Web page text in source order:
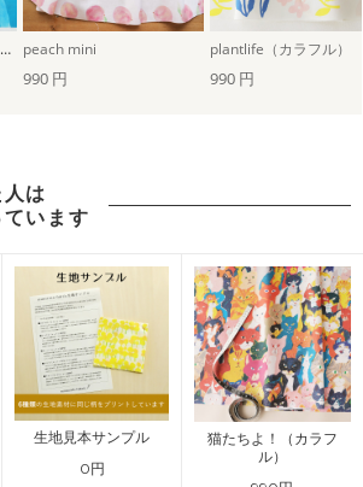
scramble（スカイブルー×バーミリオン） peach mini plantlife（カラフル）
990 円 990 円
は
います
生地見本サンプル
0円
猫たちよ！（カラフ
ル）